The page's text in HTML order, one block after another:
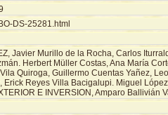
DS-25281.html
Javier Murillo de la Rocha, Carlos
Herbert Müller Costas, Ana María
Quiroga, Guillermo Cuentas Yañez,
Erick Reyes Villa Bacigalupi. Miguel
E INVERSION, Amparo Ballivián